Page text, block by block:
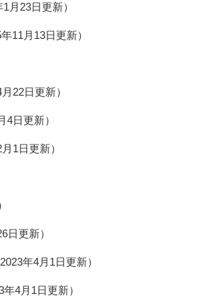
1月23日更新
年11月13日更新
月22日更新
4日更新
月1日更新
日更新
2023年4月1日更新
年4月1日更新